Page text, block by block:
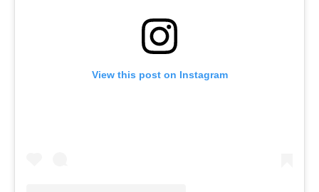
View this post on Instagram